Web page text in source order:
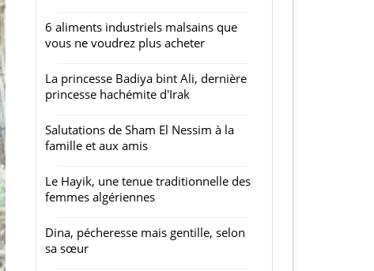
6 aliments industriels malsains que
vous ne voudrez plus acheter
La princesse Badiya bint Ali, dernière
princesse hachémite d'Irak
Salutations de Sham El Nessim à la
famille et aux amis
Le Hayik, une tenue traditionnelle des
femmes algériennes
Dina, pécheresse mais gentille, selon
sa sœur